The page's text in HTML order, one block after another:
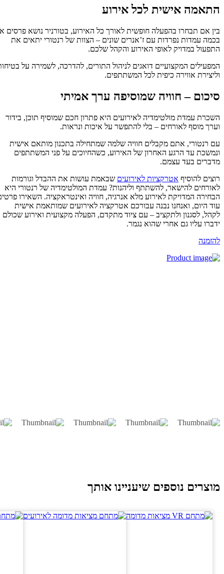
אישית לכל אירוע
אם תבחרו בהפעלה חופשית לאורך כל האירוע, בטורניר נושא פרסים או
עמדות נפרדות עם ז’אנרים שונים – הצוות של רנטורי יתאים את
במדויק לאופי האירוע והקהל שלכם.
המקצועיים דואגים לניהול התורים, להדרכה, לשמירה על בטיחות
אווירה כיפית לכל המשתתפים.
– חוויה שמוסיפה ערך אמיתי
עמדת מולטימדיה לאירועים היא פתרון חכם שמוסיף תוכן, בידור
מוסף לאורחים – בלי להתפשר על איכות ונראות.
רנטורי, אתם מקבלים חוויה שלמה שמתחילה בתכנון מותאם אישית
עד הרגע האחרון של האירוע, כשהחיוכים על פני המשתתפים
בעד עצמם.
להוסיףאטרקציות לאירועיםשבאמת עושות את ההבדל וגורמות
להישאר, להשתתף וליהנות? עמדת המולטימדיה של רנטורי היא
המדויקת לאירוע מלא אנרגיה, חוויה ואינטראקציה. השאירו פרטים
היום, ואנחנו נבנה עבורכם אטרקציה לאירועים שמותאמת אישית
לסגנון ולתקציב – עם ציוד מתקדם, הפעלה מקצועית ואירוע שכולם
עליו גם אחרי שהוא נגמר.
נוספים שיעניינו אותך